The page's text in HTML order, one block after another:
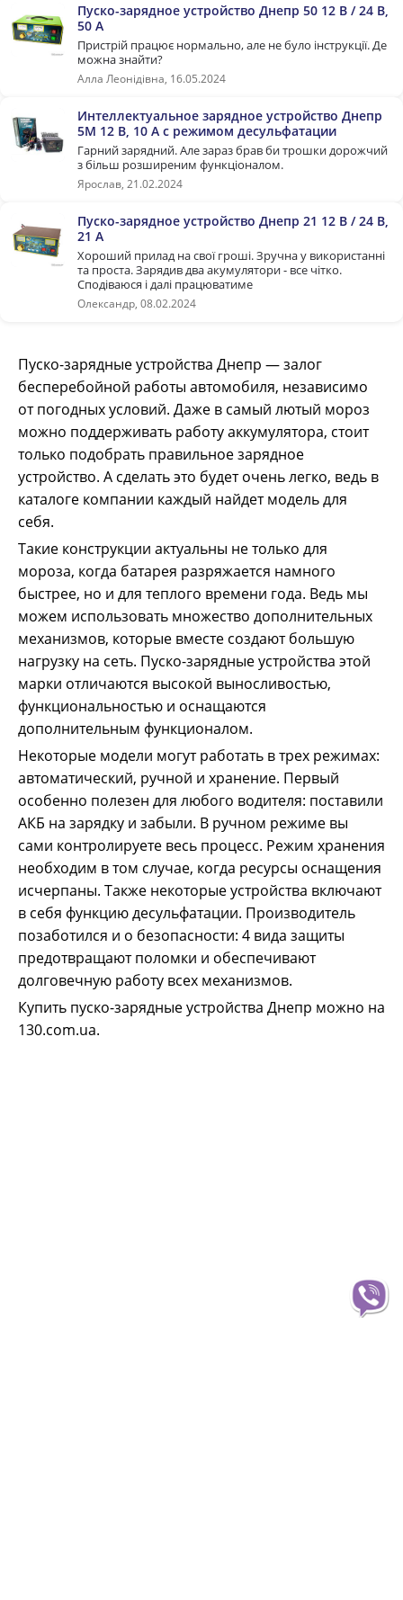
Пуско-зарядное устройство Днепр 50 12 В / 24 В,
50 А
Пристрій працює нормально, але не було інструкції. Де
можна знайти?
Алла Леонідівна, 16.05.2024
Интеллектуальное зарядное устройство Днепр
5M 12 В, 10 А с режимом десульфатации
Гарний зарядний. Але зараз брав би трошки дорожчий
з більш розширеним функціоналом.
Ярослав, 21.02.2024
Пуско-зарядное устройство Днепр 21 12 В / 24 В,
21 А
Хороший прилад на свої гроші. Зручна у використанні
та проста. Зарядив два акумулятори - все чітко.
Сподіваюся і далі працюватиме
Олександр, 08.02.2024
Пуско-зарядные устройства Днепр — залог
бесперебойной работы автомобиля, независимо
от погодных условий. Даже в самый лютый мороз
можно поддерживать работу аккумулятора, стоит
только подобрать правильное зарядное
устройство. А сделать это будет очень легко, ведь в
каталоге компании каждый найдет модель для
себя.
Такие конструкции актуальны не только для
мороза, когда батарея разряжается намного
быстрее, но и для теплого времени года. Ведь мы
можем использовать множество дополнительных
механизмов, которые вместе создают большую
нагрузку на сеть. Пуско-зарядные устройства этой
марки отличаются высокой выносливостью,
функциональностью и оснащаются
дополнительным функционалом.
Некоторые модели могут работать в трех режимах:
автоматический, ручной и хранение. Первый
особенно полезен для любого водителя: поставили
АКБ на зарядку и забыли. В ручном режиме вы
сами контролируете весь процесс. Режим хранения
необходим в том случае, когда ресурсы оснащения
исчерпаны. Также некоторые устройства включают
в себя функцию десульфатации. Производитель
позаботился и о безопасности: 4 вида защиты
предотвращают поломки и обеспечивают
долговечную работу всех механизмов.
Купить пуско-зарядные устройства Днепр можно на
130.com.ua.